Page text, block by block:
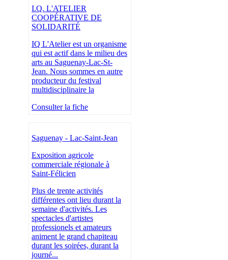
I.Q. L'ATELIER
COOPÉRATIVE DE
SOLIDARITÉ
IQ L'Atelier est un organisme
qui est actif dans le milieu des
arts au Saguenay-Lac-St-
Jean. Nous sommes en autre
producteur du festival
multidisciplinaire la
Consulter la fiche
Saguenay - Lac-Saint-Jean
Exposition agricole
commerciale régionale à
Saint-Félicien
Plus de trente activités
différentes ont lieu durant la
semaine d'activités. Les
spectacles d'artistes
professionels et amateurs
animent le grand chapiteau
durant les soirées, durant la
journé...